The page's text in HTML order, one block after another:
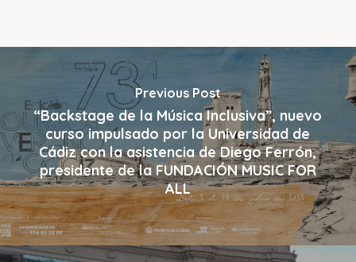
Previous Post
“Backstage de la Música Inclusiva”, nuevo
curso impulsado por la Universidad de
Cádiz con la asistencia de Diego Ferrón,
presidente de la FUNDACIÓN MUSIC FOR
ALL